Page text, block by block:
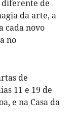
diferente de
da arte, a
cada novo
no
de
11 e 19 de
e na Casa da